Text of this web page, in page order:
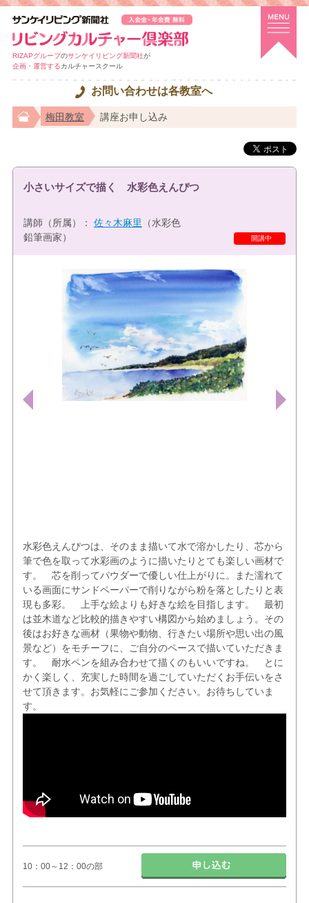
RIZAPグループのサンケイリビング新聞社が
企画・運営するカルチャースクール
お問い合わせは各教室へ
梅田教室 講座お申し込み
開講中
小さいサイズで描く 水彩色えんぴつ
講師（所属）： 佐々木麻里
（水彩色
鉛筆画家）
水彩色えんぴつは、そのまま描いて水で溶かしたり、芯から
筆で色を取って水彩画のように描いたりとても楽しい画材で
す。 芯を削ってパウダーで優しい仕上がりに。また濡れて
いる画面にサンドペーパーで削りながら粉を落としたりと表
現も多彩。 上手な絵よりも好きな絵を目指します。 最初
は並木道など比較的描きやすい構図から始めましょう。その
後はお好きな画材（果物や動物、行きたい場所や思い出の風
景など）をモチーフに、ご自分のペースで描いていただきま
す。 耐水ペンを組み合わせて描くのもいいですね。 とに
かく楽しく、充実した時間を過ごしていただくお手伝いをさ
せて頂きます。お気軽にご参加ください。お待ちしていま
す。
10：00～12：00の部